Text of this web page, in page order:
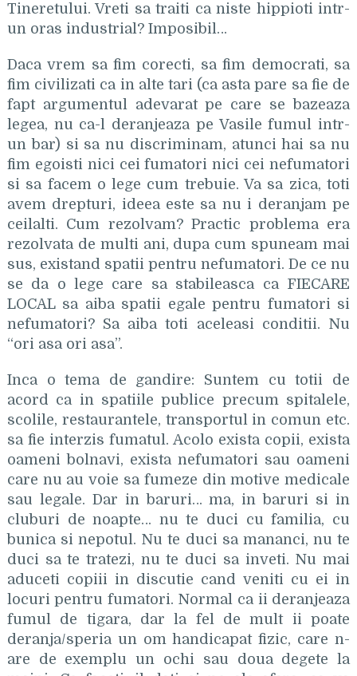
Tineretului. Vreti sa traiti ca niste hippioti intr-
un oras industrial? Imposibil…
Daca vrem sa fim corecti, sa fim democrati, sa
fim civilizati ca in alte tari (ca asta pare sa fie de
fapt argumentul adevarat pe care se bazeaza
legea, nu ca-l deranjeaza pe Vasile fumul intr-
un bar) si sa nu discriminam, atunci hai sa nu
fim egoisti nici cei fumatori nici cei nefumatori
si sa facem o lege cum trebuie. Va sa zica, toti
avem drepturi, ideea este sa nu i deranjam pe
ceilalti. Cum rezolvam? Practic problema era
rezolvata de multi ani, dupa cum spuneam mai
sus, existand spatii pentru nefumatori. De ce nu
se da o lege care sa stabileasca ca FIECARE
LOCAL sa aiba spatii egale pentru fumatori si
nefumatori? Sa aiba toti aceleasi conditii. Nu
“ori asa ori asa”.
Inca o tema de gandire: Suntem cu totii de
acord ca in spatiile publice precum spitalele,
scolile, restaurantele, transportul in comun etc.
sa fie interzis fumatul. Acolo exista copii, exista
oameni bolnavi, exista nefumatori sau oameni
care nu au voie sa fumeze din motive medicale
sau legale. Dar in baruri… ma, in baruri si in
cluburi de noapte… nu te duci cu familia, cu
bunica si nepotul. Nu te duci sa mananci, nu te
duci sa te tratezi, nu te duci sa inveti. Nu mai
aduceti copiii in discutie cand veniti cu ei in
locuri pentru fumatori. Normal ca ii deranjeaza
fumul de tigara, dar la fel de mult ii poate
deranja/speria un om handicapat fizic, care n-
are de exemplu un ochi sau doua degete la